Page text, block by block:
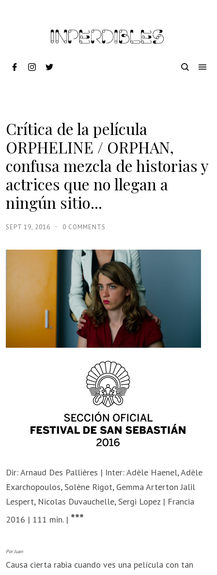
Crítica de la película
ORPHELINE / ORPHAN,
confusa mezcla de historias y
actrices que no llegan a
ningún sitio...
SEPT 19, 2016 0 COMMENTS
Dir: Arnaud Des Pallières | Inter: Adèle Haenel, Adèle
Exarchopoulos, Solène Rigot, Gemma Arterton Jalil
Lespert, Nicolas Duvauchelle, Sergi Lopez | Francia
2016 | 111 min. | ***
Por Juan
Causa cierta rabia cuando ves una película con tan